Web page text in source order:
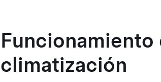
climatización